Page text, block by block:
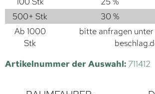
500+ Stk
30 %
Ab 1000
Stk
bitte anfragen unter
Artikelnummer der Auswahl: 711412